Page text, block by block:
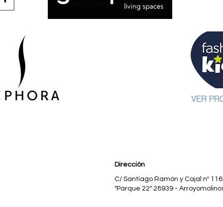
VER
Dirección
C/ Santiago Ramón y Cajal nº
"Parque 22" 28939 -